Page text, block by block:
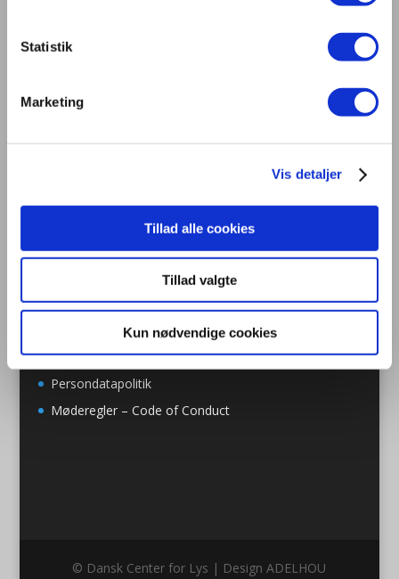
Statistik
Marketing
Vis detaljer
Tillad alle cookies
Tillad valgte
Kun nødvendige cookies
2000 Frederiksberg
Tlf. 47 17 18 00
information@centerforlys.dk
Om Dansk Center for Lys
Presse
Persondatapolitik
Møderegler – Code of Conduct
© Dansk Center for Lys | Design ADELHOU